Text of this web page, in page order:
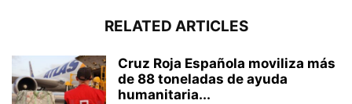
RELATED ARTICLES
Cruz Roja Española moviliza más
de 88 toneladas de ayuda
humanitaria...